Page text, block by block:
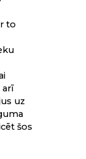
to
arī
uz
šos